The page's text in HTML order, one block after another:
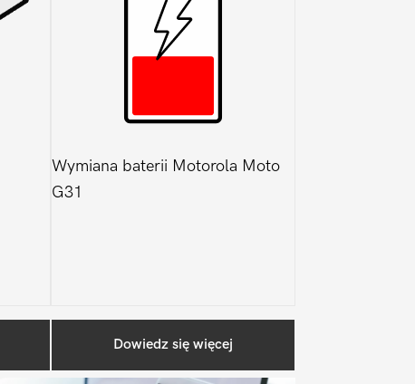
Wymiana baterii Motorola Moto
G31
Dowiedz się więcej
Sidebar